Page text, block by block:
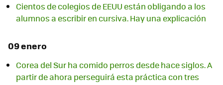
Cientos de colegios de EEUU están obligando a los
alumnos a escribir en cursiva. Hay una explicación
09 enero
Corea del Sur ha comido perros desde hace siglos. A
partir de ahora perseguirá esta práctica con tres